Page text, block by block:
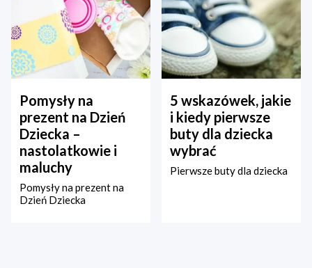
Pomysły na
prezent na Dzień
Dziecka –
nastolatkowie i
maluchy
Pomysły na prezent na
Dzień Dziecka
5 wskazówek, jakie
i kiedy pierwsze
buty dla dziecka
wybrać
Pierwsze buty dla dziecka